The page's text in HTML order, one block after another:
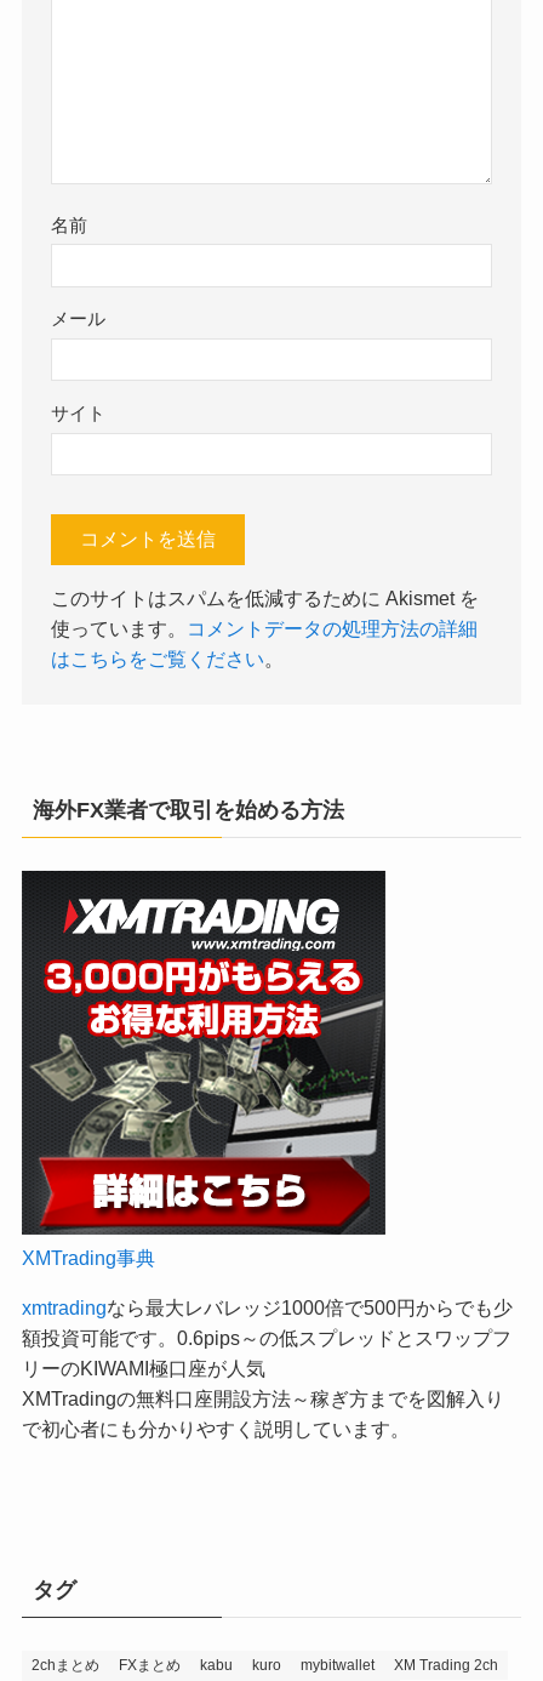
名前
メール
サイト
このサイトはスパムを低減するために Akismet を
使っています。
コメントデータの処理方法の詳細
はこちらをご覧ください。
海外FX業者で取引を始める方法
XMTrading事典
xmtradingなら最大レバレッジ1000倍で500円からでも少
額投資可能です。0.6pips～の低スプレッドとスワップフ
リーのKIWAMI極口座が人気
XMTradingの無料口座開設方法～稼ぎ方までを図解入り
で初心者にも分かりやすく説明しています。
タグ
2chまとめ FXまとめ kabu kuro mybitwallet XM Trading 2ch